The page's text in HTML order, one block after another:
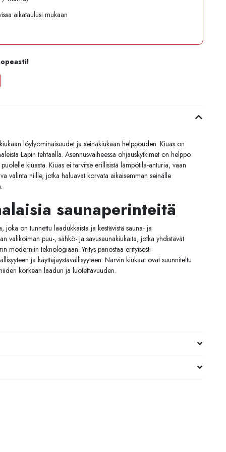
aikataulusi mukaan
löylyominaisuudet ja seinäkiukaan helppouden. Kiuas on
Lapin tehtaalla. Asennusvaiheessa ohjauskytkimet on helppo
kiuasta. Kiuas ei tarvitse erillisistä lämpötila-anturia, vaan
valinta niille, jotka haluavat korvata aikaisemman seinälle
saunaperinteitä
joka on tunnettu laadukkaista ja kestävistä sauna- ja
valikoiman puu-, sähkö- ja savusaunakiukaita, jotka yhdistävät
moderniin teknologiaan. Yritys panostaa erityisesti
ja käyttäjäystävällisyyteen. Narvin kiukaat ovat suunniteltu
korkean laadun ja luotettavuuden.